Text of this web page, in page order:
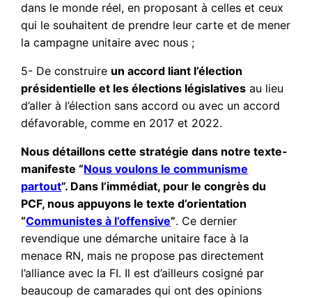
dans le monde réel, en proposant à celles et ceux
qui le souhaitent de prendre leur carte et de mener
la campagne unitaire avec nous ;
5- De construire un accord liant l’élection
présidentielle et les élections législatives au lieu
d’aller à l’élection sans accord ou avec un accord
défavorable, comme en 2017 et 2022.
Nous détaillons cette stratégie dans notre texte-
manifeste “Nous voulons le communisme
partout”. Dans l’immédiat, pour le congrès du
PCF, nous appuyons le texte d’orientation
“Communistes à l’offensive”. Ce dernier
revendique une démarche unitaire face à la
menace RN, mais ne propose pas directement
l’alliance avec la FI. Il est d’ailleurs cosigné par
beaucoup de camarades qui ont des opinions